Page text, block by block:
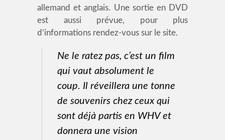
allemand et anglais. Une sortie en DVD
est aussi prévue, pour plus
d’informations rendez-vous sur le site.
Ne le ratez pas, c’est un film
qui vaut absolument le
coup. Il réveillera une tonne
de souvenirs chez ceux qui
sont déjà partis en WHV et
donnera une vision